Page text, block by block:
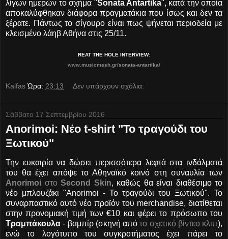
λίγων ημερών το σχήμα "Sonata Antartika", κατά την οποία
αποκαλύφθηκαν διάφορα πραγματάκια που ίσως και δεν τα
ξέρατε. Πάντως το σίγουρο είναι πως ψήνεται περιοδεία με
κλεισμένο λάηβ Αθήνα στις 25/11.
REAT THE HOLE INTERVIEW:
www.musicmash.gr/sonata-antartika/
Kalfas Ώρα: 23:13 Δεν υπάρχουν σχόλια:
Σάββατο 17 Σεπτεμβρίου 2016
Anorimoi: Νέο t-shirt "Το τραγούδι του
Ξωτικού"
Την ευκαιρία να δώσει περισσότερα λεφτά στα ινδάλματά
του θα έχει απόψε το Αθηναϊκό κοινό στη συναυλία των
Anorimoi στο Second Skin, καθώς θα είναι διαθέσιμο το
νέο μπλουζάκι "Anorimoi - Το τραγούδι του Ξωτικού". Το
συναρπαστικό αυτό νέο προϊόν του merchandise, διατίθεται
στην προνομιακή τιμή των €10 και φέρει το πρόσωπο του
Τραμπάκουλα - βαμπίρ (σκηνή απότο σχετικό βίντεο κλιπ),
ενώ το λογότυπο του συγκροτήματος έχει πάρει το